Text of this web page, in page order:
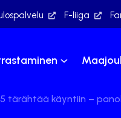
F-liiga
tärähtää käyntiin –